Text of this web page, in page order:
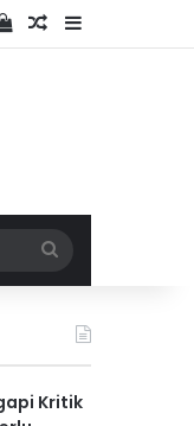
In
View your
Random Article
Sidebar
for
Kritik